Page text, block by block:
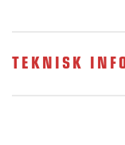
TEKNISK